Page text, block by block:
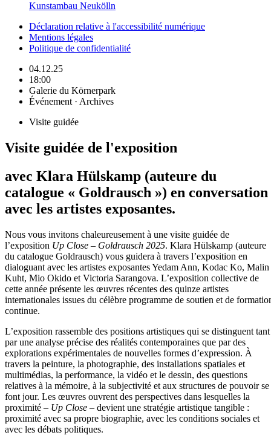
Kunstambau Neukölln
Déclaration relative à l'accessibilité numérique
Mentions légales
Politique de confidentialité
04.12.25
18:00
Galerie du Körnerpark
Événement · Archives
Visite guidée
Visite guidée de l'exposition
avec Klara Hülskamp (auteure du
catalogue « Goldrausch ») en conversation
avec les artistes exposantes.
Nous vous invitons chaleureusement à une visite guidée de
l’exposition Up Close – Goldrausch 2025. Klara Hülskamp (auteure
du catalogue Goldrausch) vous guidera à travers l’exposition en
dialoguant avec les artistes exposantes Yedam Ann, Kodac Ko, Malin
Kuht, Mio Okido et Victoria Sarangova. L’exposition collective de
cette année présente les œuvres récentes des quinze artistes
internationales issues du célèbre programme de soutien et de
continue.
L’exposition rassemble des positions artistiques qui se distinguent tant
par une analyse précise des réalités contemporaines que par des
explorations expérimentales de nouvelles formes d’expression. À
travers la peinture, la photographie, des installations spatiales et
multimédias, la performance, la vidéo et le dessin, des questions
relatives à la mémoire, à la subjectivité et aux structures de pouvoir se
font jour. Les œuvres ouvrent des perspectives dans lesquelles la
proximité – Up Close – devient une stratégie artistique tangible :
proximité avec sa propre biographie, avec les conditions sociales et
avec les débats politiques.